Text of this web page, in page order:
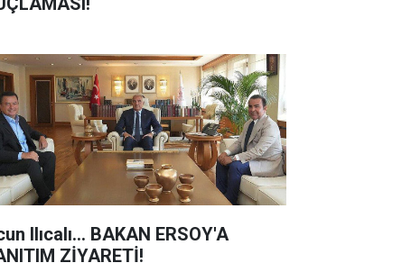
Ilıcalı... BAKAN ERSOY'A
ZİYARETİ!